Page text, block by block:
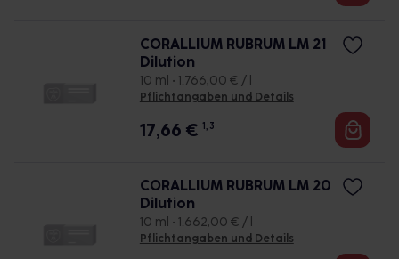
CORALLIUM RUBRUM LM 21
Dilution
10 ml • 1.766,00 € / l
Pflichtangaben und Details
17,66 € 1, 3
CORALLIUM RUBRUM LM 20
Dilution
10 ml • 1.662,00 € / l
Pflichtangaben und Details